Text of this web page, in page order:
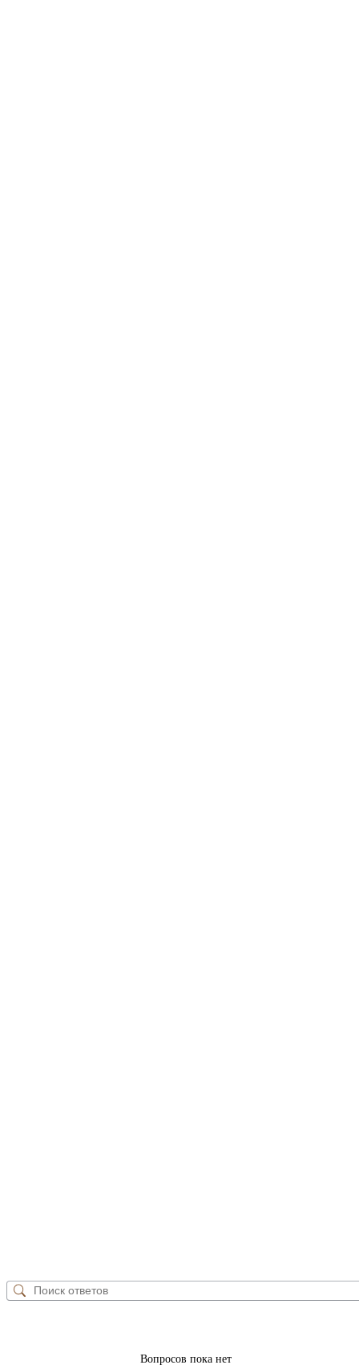
Вопросов пока нет